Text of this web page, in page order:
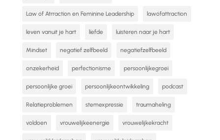
Law of Atrraction en Feminine Leadership lawofattraction
leven vanuit je hart liefde luisteren naar je hart
Mindset negatief zelfbeeld negatiefzelfbeeld
onzekerheid perfectionisme persoonlijkegroei
persoonlijke groei persoonlijkeontwikkeling podcast
Relatieproblemen stemexpressie traumaheling
voldoen vrouwelijkeenergie vrouwelijkekracht